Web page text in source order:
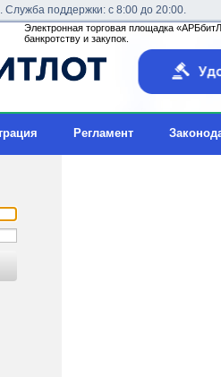
Служба поддержки: с 8:00 до 20:00.
Электронная торговая площадка
банкротству и закупок.
Регламент